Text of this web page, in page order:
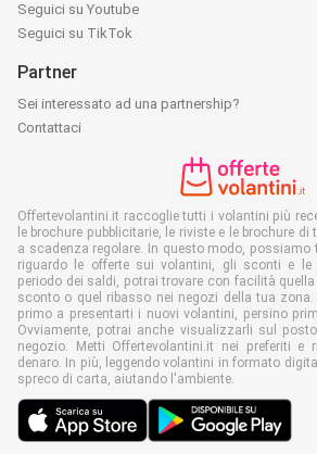
Seguici su Youtube
Seguici su TikTok
Partner
Sei interessato ad una partnership?
Contattaci
Offertevolantini.it raccoglie tutti i volantini più
le brochure pubblicitarie, le riviste e le brochure
a scadenza regolare. In questo modo, possiamo
riguardo le offerte sui volantini, gli sconti e le
periodo dei saldi, potrai trovare con facilità
sconto o quel ribasso nei negozi della tua
primo a presentarti i nuovi volantini, persino
Ovviamente, potrai anche visualizzarli sul
negozio. Metti Offertevolantini.it nei preferiti e
denaro. In più, leggendo volantini in formato
spreco di carta, aiutando l'ambiente.